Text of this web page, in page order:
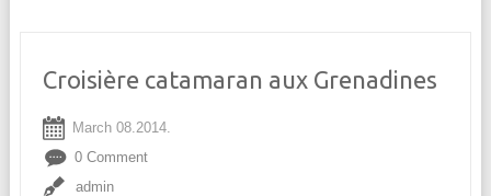
Croisière catamaran aux Grenadines
March 08.2014.
0 Comment
admin